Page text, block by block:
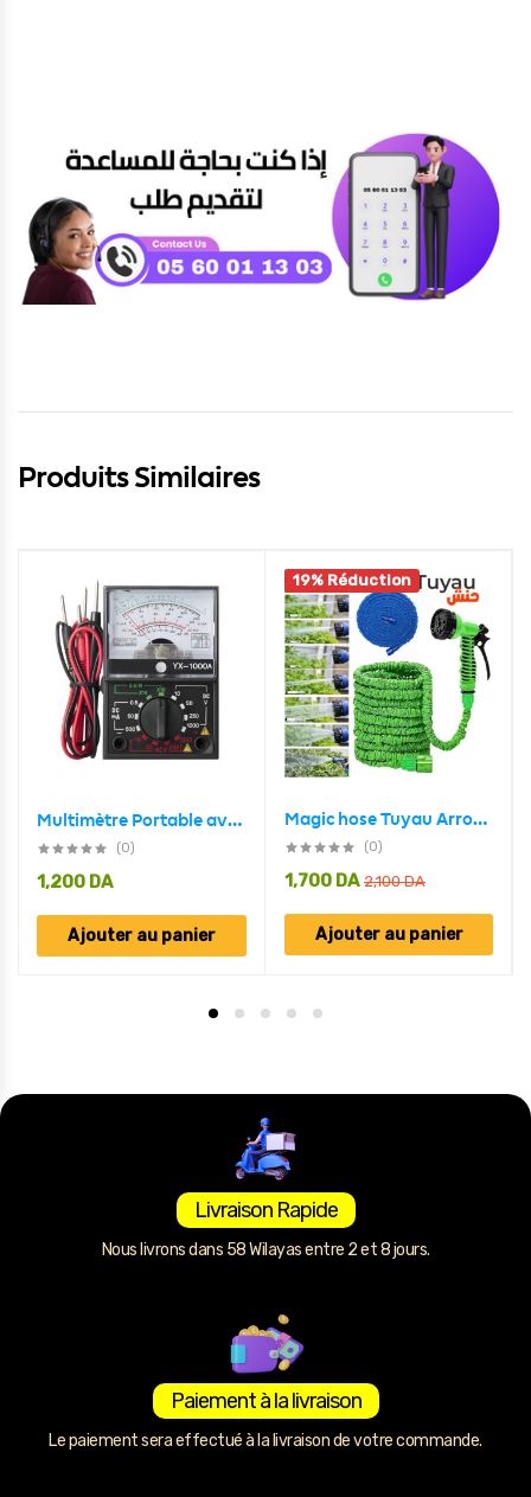
Produits Similaires
Multimètre Portable avec une paire de stylos de Test pour mesurer la tension DC AC et le courant continu YX-1000A
(0)
1,200 DA
Ajouter au panier
19% Réduction
Magic hose Tuyau Arrosage Extensible et flexible 22.5M avec Pistolet à eau 7 jets
(0)
2,100DA
1,700 DA
Ajouter au panier
Livraison Rapide
Nous livrons dans 58 Wilayas entre 2 et 8 jours.
Paiement à la livraison
Le paiement sera effectué à la livraison de votre commande.